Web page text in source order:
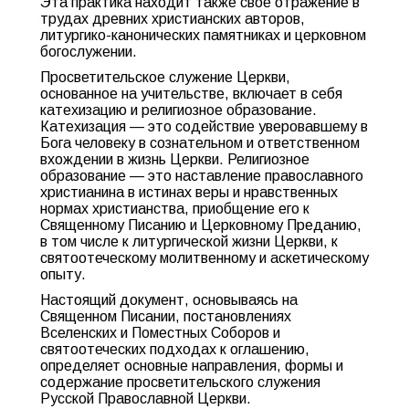
трудах древних христианских авторов,
литургико-канонических памятниках и церковном
богослужении.
Просветительское служение Церкви,
основанное на учительстве, включает в себя
катехизацию и религиозное образование.
Катехизация — это содействие уверовавшему в
Бога человеку в сознательном и ответственном
вхождении в жизнь Церкви. Религиозное
образование — это наставление православного
христианина в истинах веры и нравственных
нормах христианства, приобщение его к
Священному Писанию и Церковному Преданию,
в том числе к литургической жизни Церкви, к
святоотеческому молитвенному и аскетическому
опыту.
Настоящий документ, основываясь на
Священном Писании, постановлениях
Вселенских и Поместных Соборов и
святоотеческих подходах к оглашению,
определяет основные направления, формы и
содержание просветительского служения
Русской Православной Церкви.